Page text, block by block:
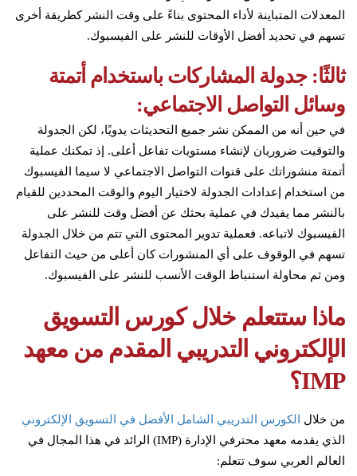
المعدلات المتباينة لأداء المحتوى بناءً على وقت النشر كطريقة أخرى
تسهم في تحديد أفضل الأوقات للنشر على الفيسبوك.
ثالثًا: جدولة المشاركات باستخدام أتمتة
وسائل التواصل الاجتماعي:
في حين أنه من الممكن نشر جميع التحديثات يدويًا، لكن الجدولة
والتوقيت ضروريان لإنشاء مستويات تفاعل أعلى. إذ تمكنك عملية
أتمتة منشوراتك على قنوات التواصل الاجتماعي لا سيما الفيسبوك
من استخدام إعدادات الجدولة لاختيار اليوم والوقت المحددين للقيام
بالنشر مما يفيدك في عملية بحثك عن أفضل وقت للنشر على
الفيسبوك لاتباعه. فعملية تدوير المحتوى التي تتم من خلال الجدولة
تسهم في الوقوف على أي المنشورات كان أعلى من حيث التفاعل
ومن ثم محاولة استنباط الوقت الأنسب للنشر على الفيسبوك.
ماذا ستتعلم خلال كورس التسويق
الإلكتروني التدريبي المقدم من معهد
IMP؟
من خلال
الكورس التدريبي الشامل الأفضل في التسويق الإلكتروني
الذي يقدمه معهد محترفي الإدارة (IMP) الرائد في هذا المجال في
العالم العربي سوف تتعلم: